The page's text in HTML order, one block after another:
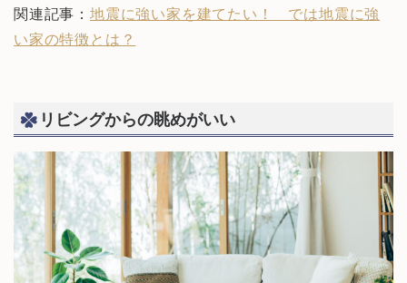
関連記事： 地震に強い家を建てたい！ では地震に強
い家の特徴とは？
リビングからの眺めがいい